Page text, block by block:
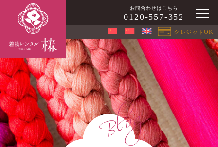
お問合わせはこちら
0120-557-352
クレジットOK